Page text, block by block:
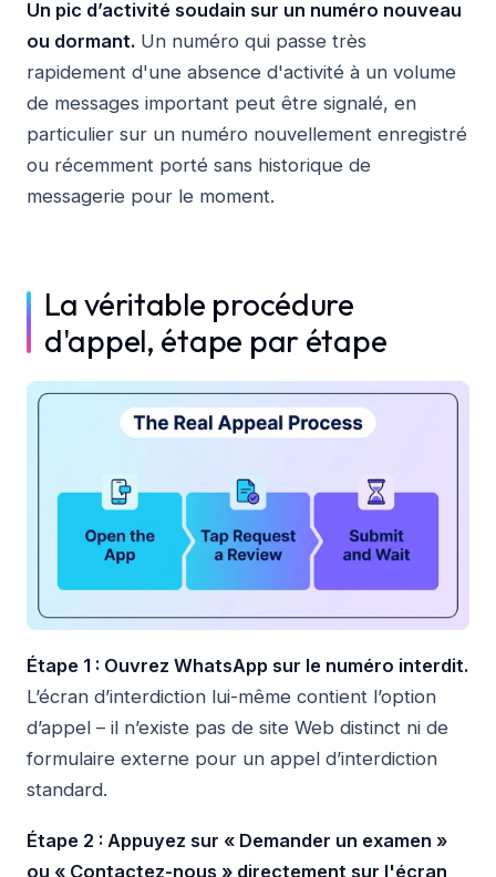
Un pic d’activité soudain sur un numéro nouveau
ou dormant. Un numéro qui passe très
rapidement d'une absence d'activité à un volume
de messages important peut être signalé, en
particulier sur un numéro nouvellement enregistré
ou récemment porté sans historique de
messagerie pour le moment.
La véritable procédure
d'appel, étape par étape
Étape 1 : Ouvrez WhatsApp sur le numéro interdit.
L’écran d’interdiction lui-même contient l’option
d’appel – il n’existe pas de site Web distinct ni de
formulaire externe pour un appel d’interdiction
standard.
Étape 2 : Appuyez sur « Demander un examen »
ou « Contactez-nous » directement sur l'écran